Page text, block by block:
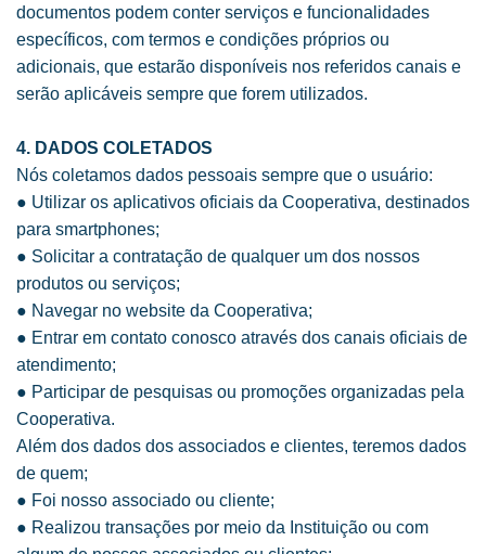
documentos podem conter serviços e funcionalidades
específicos, com termos e condições próprios ou
adicionais, que estarão disponíveis nos referidos canais e
serão aplicáveis sempre que forem utilizados.
4. DADOS COLETADOS
Nós coletamos dados pessoais sempre que o usuário:
● Utilizar os aplicativos oficiais da Cooperativa, destinados
para smartphones;
● Solicitar a contratação de qualquer um dos nossos
produtos ou serviços;
● Navegar no website da Cooperativa;
● Entrar em contato conosco através dos canais oficiais de
atendimento;
● Participar de pesquisas ou promoções organizadas pela
Cooperativa.
Além dos dados dos associados e clientes, teremos dados
de quem;
● Foi nosso associado ou cliente;
● Realizou transações por meio da Instituição ou com